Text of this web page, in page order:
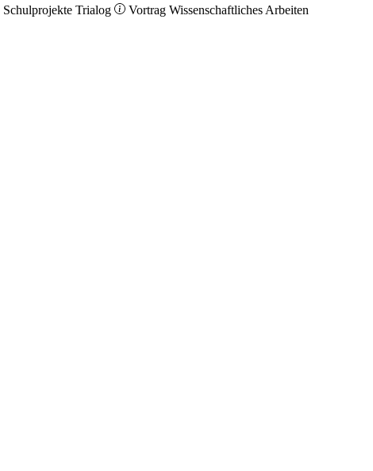
Schulprojekte Trialog Vortrag Wissenschaftliches Arbeiten